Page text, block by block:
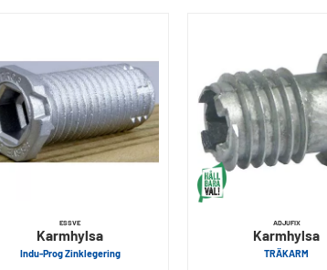
ESSVE
Karmhylsa
Indu-Prog Zinklegering
ADJUFIX
Karmhylsa
TRÄKARM